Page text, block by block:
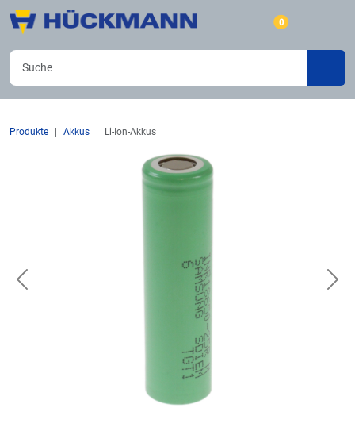
0
Produkte Akkus Li-Ion-Akkus
Previous